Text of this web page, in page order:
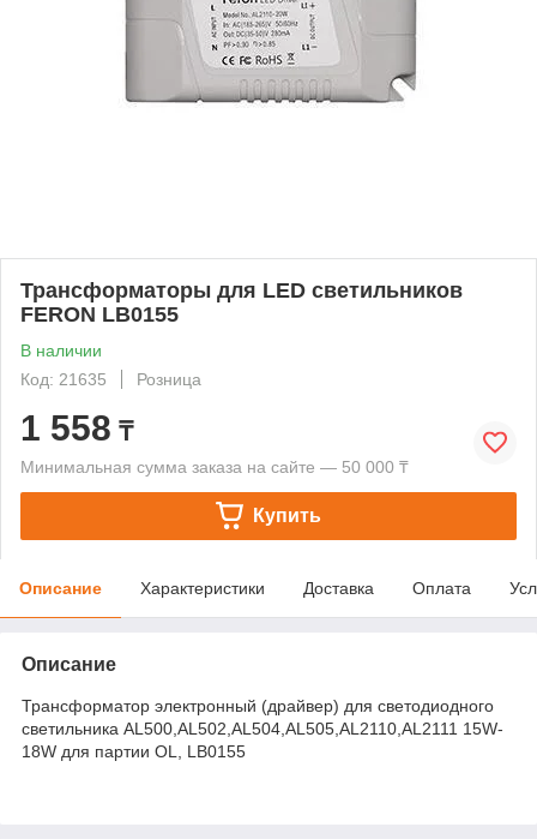
Трансформаторы для LED светильников
FERON LB0155
В наличии
Код: 21635
Розница
1 558 ₸
Минимальная сумма заказа на сайте — 50 000 ₸
Купить
Описание Характеристики Доставка Оплата
Описание
Трансформатор электронный (драйвер) для светодиодного
светильника AL500,AL502,AL504,AL505,AL2110,AL2111 15W-
18W для партии OL, LB0155